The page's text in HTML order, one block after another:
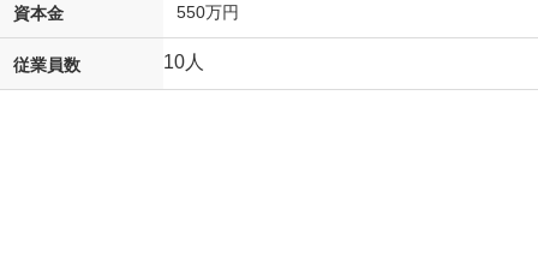
資本金 550万円
従業員数 10人